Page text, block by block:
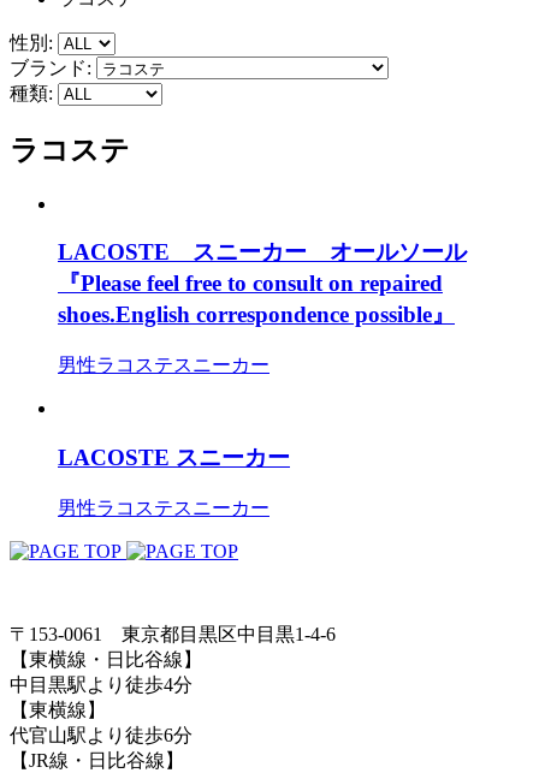
性別:
ブランド:
種類:
ラコステ
LACOSTE スニーカー オールソール
『Please feel free to consult on repaired
shoes.English correspondence possible』
男性ラコステスニーカー
LACOSTE スニーカー
男性ラコステスニーカー
〒153-0061 東京都目黒区中目黒1-4-6
【東横線・日比谷線】
中目黒駅より徒歩4分
【東横線】
代官山駅より徒歩6分
【JR線・日比谷線】